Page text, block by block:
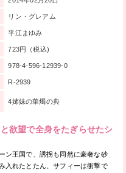
欲望で全身をたぎらせたシ
ン王国で、誘拐も同然に豪奢な砂
入れたとたん、サフィーは衝撃で
リン・グレアム
平江まゆみ
723円（税込)
978-4-596-12939-0
R-2939
4姉妹の華燭の典